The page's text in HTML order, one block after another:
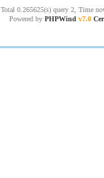
Total 0.265625(s) query 2, Time
Powered by PHPWind v7.0